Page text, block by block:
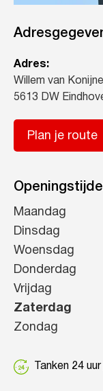
Adres:
Willem van
5613 DW
Plan je route
Maandag
Dinsdag
Woensdag
Donderdag
Vrijdag
Zaterdag
Zondag
Tanken 24